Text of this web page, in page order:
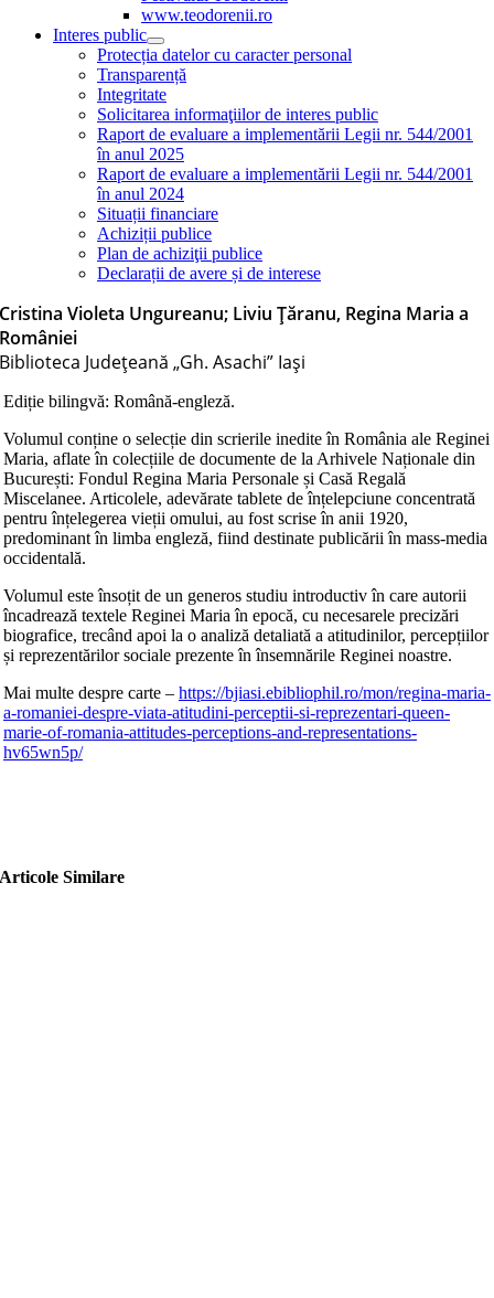
www.teodorenii.ro
Interes public
Protecția datelor cu caracter personal
Transparență
Integritate
Solicitarea informaţiilor de interes public
Raport de evaluare a implementării Legii nr. 544/2001
în anul 2025
Raport de evaluare a implementării Legii nr. 544/2001
în anul 2024
Situații financiare
Achiziții publice
Plan de achiziţii publice
Declarații de avere și de interese
Cristina Violeta Ungureanu; Liviu Țăranu, Regina Maria a
României
Biblioteca Judeţeană „Gh. Asachi” Iaşi
Ediție bilingvă: Română-engleză.
Volumul conține o selecție din scrierile inedite în România ale Reginei
Maria, aflate în colecțiile de documente de la Arhivele Naționale din
București: Fondul Regina Maria Personale și Casă Regală
Miscelanee. Articolele, adevărate tablete de înțelepciune concentrată
pentru înțelegerea vieții omului, au fost scrise în anii 1920,
predominant în limba engleză, fiind destinate publicării în mass-media
occidentală.
Volumul este însoțit de un generos studiu introductiv în care autorii
încadrează textele Reginei Maria în epocă, cu necesarele precizări
biografice, trecând apoi la o analiză detaliată a atitudinilor, percepțiilor
și reprezentărilor sociale prezente în însemnările Reginei noastre.
Mai multe despre carte – https://bjiasi.ebibliophil.ro/mon/regina-maria-
a-romaniei-despre-viata-atitudini-perceptii-si-reprezentari-queen-
marie-of-romania-attitudes-perceptions-and-representations-
hv65wn5p/
Articole Similare